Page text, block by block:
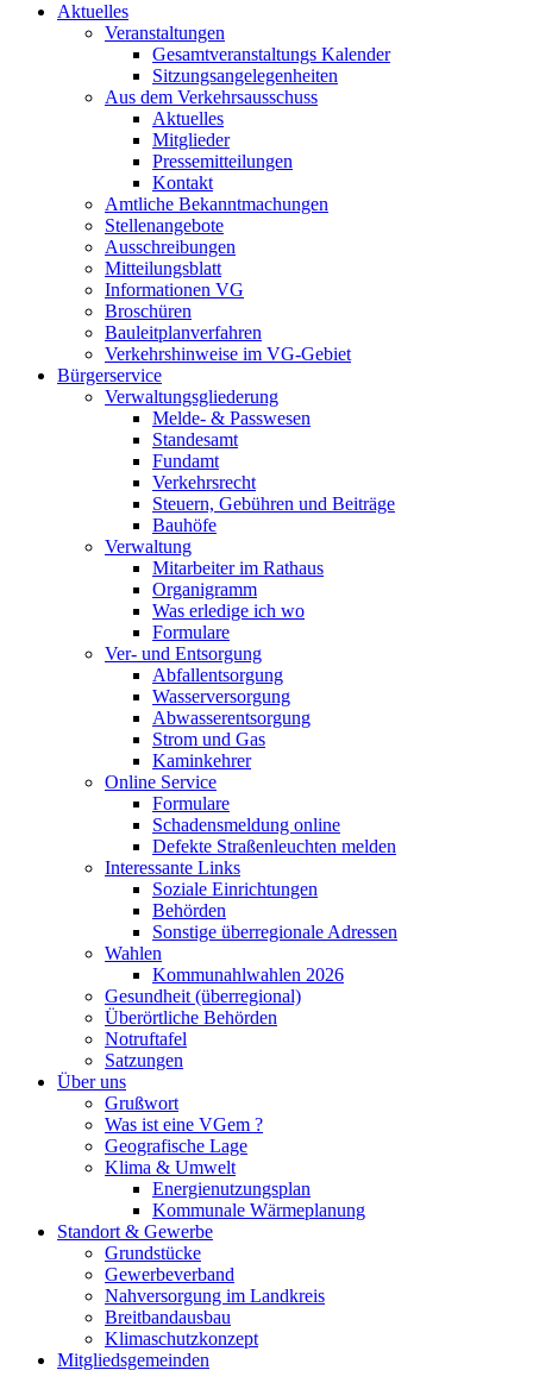
Aktuelles
Veranstaltungen
Gesamtveranstaltungs Kalender
Sitzungsangelegenheiten
Aus dem Verkehrsausschuss
Aktuelles
Mitglieder
Pressemitteilungen
Kontakt
Amtliche Bekanntmachungen
Stellenangebote
Ausschreibungen
Mitteilungsblatt
Informationen VG
Broschüren
Bauleitplanverfahren
Verkehrshinweise im VG-Gebiet
Bürgerservice
Verwaltungsgliederung
Melde- & Passwesen
Standesamt
Fundamt
Verkehrsrecht
Steuern, Gebühren und Beiträge
Bauhöfe
Verwaltung
Mitarbeiter im Rathaus
Organigramm
Was erledige ich wo
Formulare
Ver- und Entsorgung
Abfallentsorgung
Wasserversorgung
Abwasserentsorgung
Strom und Gas
Kaminkehrer
Online Service
Formulare
Schadensmeldung online
Defekte Straßenleuchten melden
Interessante Links
Soziale Einrichtungen
Behörden
Sonstige überregionale Adressen
Wahlen
Kommunahlwahlen 2026
Gesundheit (überregional)
Überörtliche Behörden
Notruftafel
Satzungen
Über uns
Grußwort
Was ist eine VGem ?
Geografische Lage
Klima & Umwelt
Energienutzungsplan
Kommunale Wärmeplanung
Standort & Gewerbe
Grundstücke
Gewerbeverband
Nahversorgung im Landkreis
Breitbandausbau
Klimaschutzkonzept
Mitgliedsgemeinden